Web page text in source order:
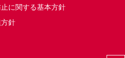
に関する基本方針
針